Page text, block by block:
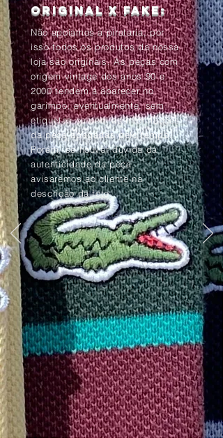
Original x Fake:
Não apoiamos a pirataria, por
isso todos os produtos da nossa
loja são originais. As peças com
origem vintage dos anos 90 e
2000 tendem à aparecer no
garimpo, eventualmente, sem
etiquetas ou com as informações
da peça apagadas pelo tempo.
Porém, se houver dúvida da
autenticidade da peça,
avisaremos ao cliente na
descrição da foto.